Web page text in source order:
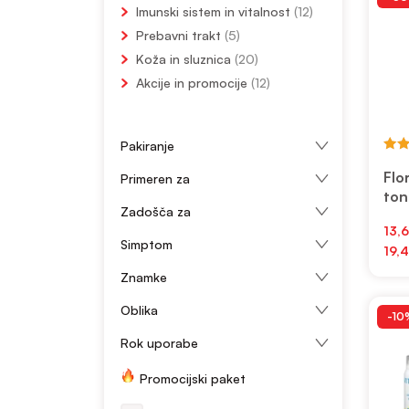
out
Ta
več
-
Imunski sistem in vitalnost (12)
Prebavni trakt (5)
Koža in sluznica (20)
Akcije in promocije (12)
Pakiranje
Primeren za
Zadošča za
Simptom
Znamke
Oblika
Rok uporabe
Promocijski paket